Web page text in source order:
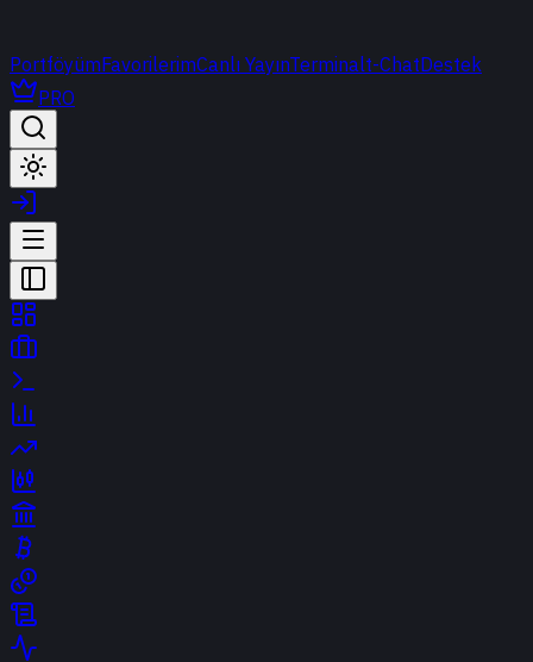
PortföyümFavorilerimCanlı YayınTerminalt-ChatDestek
PRO